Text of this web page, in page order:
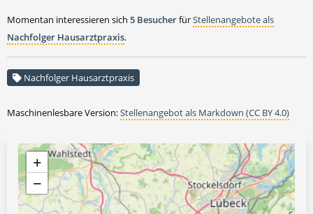
Momentan interessieren sich 5 BesucherfürStellenangebote als
Nachfolger Hausarztpraxis.
Nachfolger Hausarztpraxis
Maschinenlesbare Version:Stellenangebot als Markdown (CC BY 4.0)
+
−